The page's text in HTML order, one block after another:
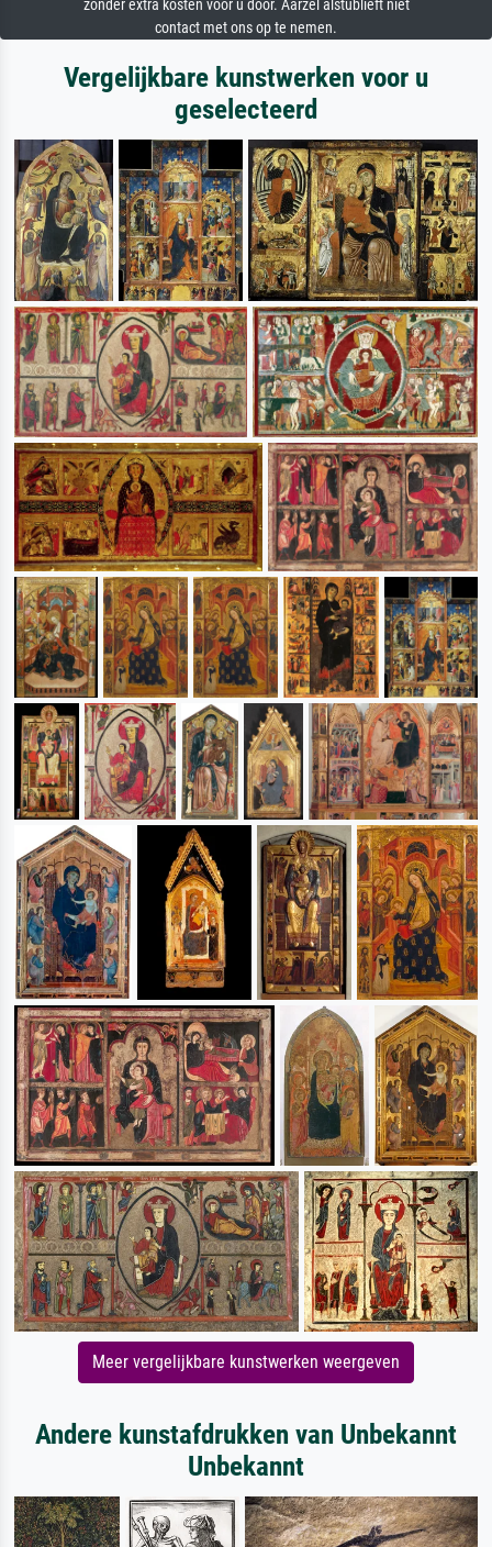
zonder extra kosten voor u door. Aarzel alstublieft niet
contact met ons op te nemen.
Vergelijkbare kunstwerken voor u
geselecteerd
Meer vergelijkbare kunstwerken weergeven
Andere kunstafdrukken van Unbekannt
Unbekannt